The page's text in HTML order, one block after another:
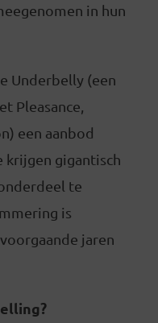
in hun
Underbelly (een
Pleasance,
een aanbod
krijgen gigantisch
te
is
jaren